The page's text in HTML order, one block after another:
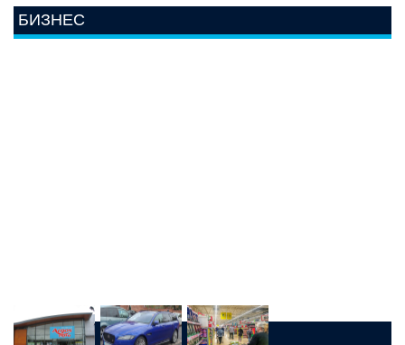
БИЗНЕС